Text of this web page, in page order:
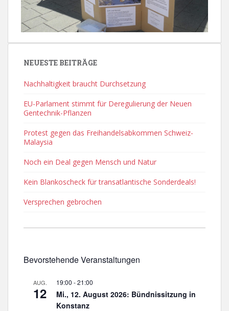
NEUESTE BEITRÄGE
Nachhaltigkeit braucht Durchsetzung
EU-Parlament stimmt für Deregulierung der Neuen
Gentechnik-Pflanzen
Protest gegen das Freihandelsabkommen Schweiz-
Malaysia
Noch ein Deal gegen Mensch und Natur
Kein Blankoscheck für transatlantische Sonderdeals!
Versprechen gebrochen
Bevorstehende Veranstaltungen
AUG.
12
19:00 -21:00
Mi., 12. August 2026: Bündnissitzung in
Konstanz